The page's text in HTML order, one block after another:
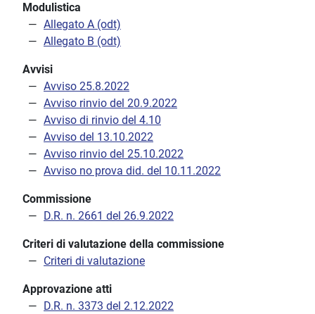
Modulistica
Allegato A (odt)
Allegato B (odt)
Avvisi
Avviso 25.8.2022
Avviso rinvio del 20.9.2022
Avviso di rinvio del 4.10
Avviso del 13.10.2022
Avviso rinvio del 25.10.2022
Avviso no prova did. del 10.11.2022
Commissione
D.R. n. 2661 del 26.9.2022
Criteri di valutazione della commissione
Criteri di valutazione
Approvazione atti
D.R. n. 3373 del 2.12.2022